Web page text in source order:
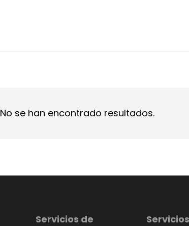
No se han encontrado resultados.
Servicios de